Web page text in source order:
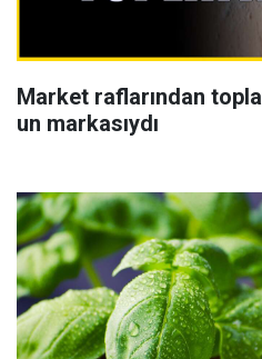
Market raflarından
un markasıydı